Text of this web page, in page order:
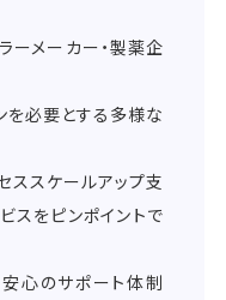
ーメーカー・製薬企
を必要とする多様な
ススケールアップ支
スをピンポイントで
心のサポート体制